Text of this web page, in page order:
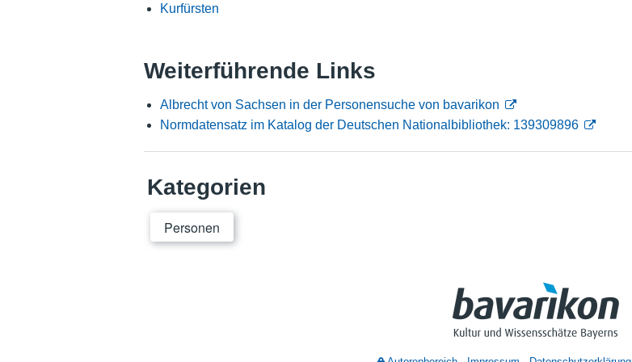
Kurfürsten
Weiterführende Links
Albrecht von Sachsen in der Personensuche von bavarikon
Normdatensatz im Katalog der Deutschen Nationalbibliothek: 139309896
Kategorien
Personen